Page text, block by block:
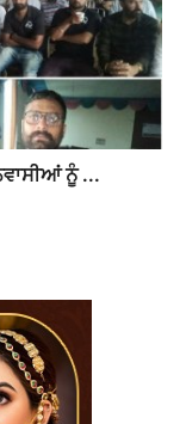
ਨੂੰ ...